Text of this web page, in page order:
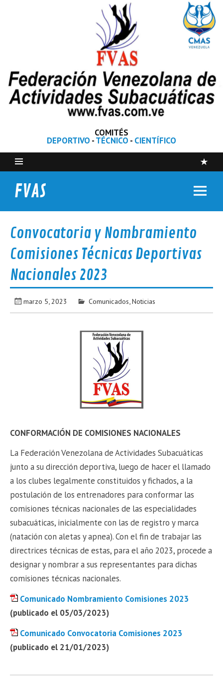
COMITÉS
DEPORTIVO -TÉCNICO - CIENTÍFICO
FVAS
Convocatoria y Nombramiento
Comisiones Técnicas Deportivas
Nacionales 2023
marzo 5, 2023 Comunicados Noticias
CONFORMACIÓN DE COMISIONES NACIONALES
La Federación Venezolana de Actividades Subacuáticas
junto a su dirección deportiva, luego de hacer el llamado
a los clubes legalmente constituidos y fichados, a la
postulación de los entrenadores para conformar las
comisiones técnicas nacionales de las especialidades
subacuáticas, inicialmente con las de registro y marca
(natación con aletas y apnea). Con el fin de trabajar las
directrices técnicas de estas, para el año 2023, procede a
designar y nombrar a sus representantes para dichas
comisiones técnicas nacionales.
Comunicado Nombramiento Comisiones 2023
(publicado el 05/03/2023)
Comunicado Convocatoria Comisiones 2023
(publicado el 21/01/2023)